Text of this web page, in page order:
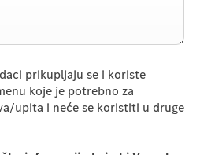
prikupljaju se i koriste
koje je potrebno za
upita i neće se koristiti u druge